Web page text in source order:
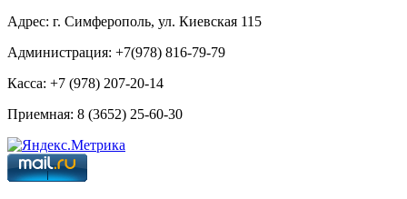
Адрес: г. Симферополь, ул. Киевская 115
Администрация: +7(978) 816-79-79
Касса: +7 (978) 207-20-14
Приемная: 8 (3652) 25-60-30